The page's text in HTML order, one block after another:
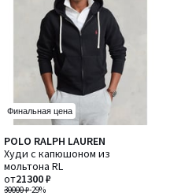
Финальная цена
POLO RALPH LAUREN
Худи с капюшоном из
мольтона RL
30000 ₽-29%
от21300 ₽
4,3
/ 5
Количество
цветов:
2